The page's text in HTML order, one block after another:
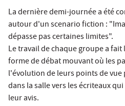
La dernière demi-journée a été
autour d'un scenario fiction :
dépasse pas certaines limites".
Le travail de chaque groupe a
forme de débat mouvant où les
l'évolution de leurs points de
dans la salle vers les écriteaux
leur avis.